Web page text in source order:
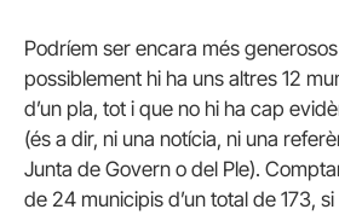
Podríem ser encara més
possiblement hi ha uns altres 12
d’un pla, tot i que no hi ha cap
(és a dir, ni una notícia, ni una
Junta de Govern o del Ple).
de 24 municipis d’un total de 173,